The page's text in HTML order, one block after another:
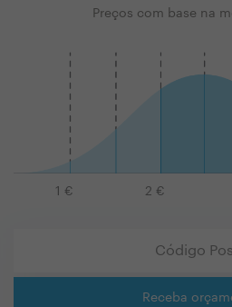
Preços com base na
1 € 2 €
Receba